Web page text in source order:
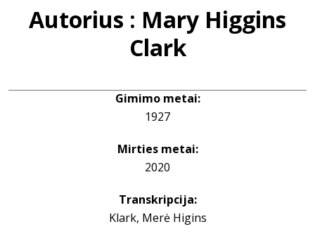
Leidiniai
Naujienos
Autorius : Mary Higgins
Clark
Gimimo metai:
1927
Mirties metai:
2020
Transkripcija:
Klark, Merė Higins